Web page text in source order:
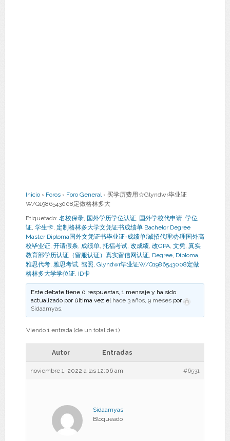
Inicio › Foros › Foro General › 买学历费用☆Glyndwr毕业证
W/Q1986543008定做格林多大
Etiquetado: 名校保录, 国外学历学位认证, 国外学校代申请, 学位
证, 学生卡, 定制格林多大学文凭证书成绩单 Bachelor Degree
Master Diploma国外文凭证书毕业证+成绩单(诚招代理)办理国外高
校毕业证, 开请假条, 成绩单, 托福考试, 改成绩, 改GPA, 文凭, 真实
教育部学历认证（留服认证）真实留信网认证, Degree, Diploma,
雅思代考, 雅思考试, 驾照, Glyndwr毕业证W/Q1986543008定做
格林多大学学位证, ID卡
Este debate tiene 0 respuestas, 1 mensaje y ha sido
actualizado por última vez el hace 3 años, 9 meses por
Sidaamyas.
Viendo 1 entrada (de un total de 1)
Autor Entradas
noviembre 1, 2022 a las 12:06 am #6531
Sidaamyas
Bloqueado